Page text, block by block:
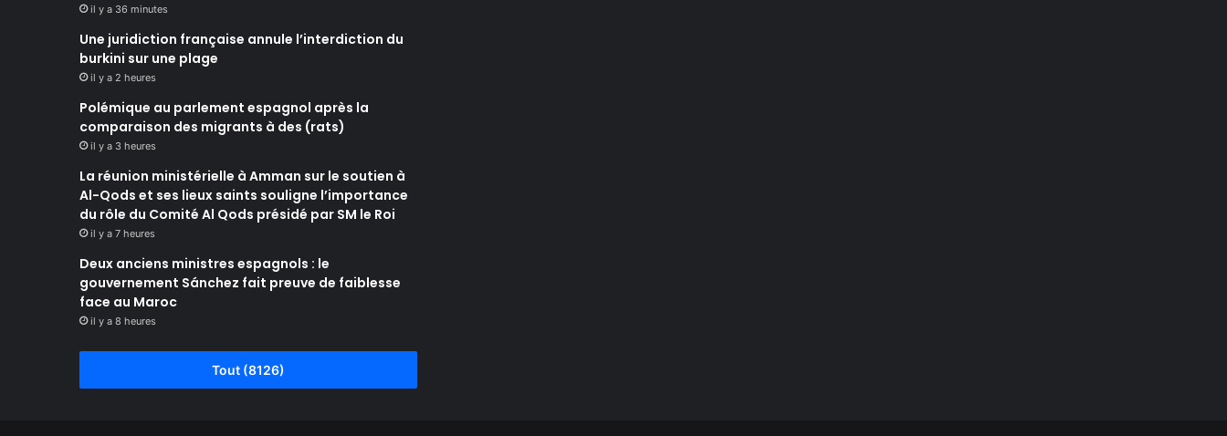
il y a 36 minutes
Une juridiction française annule l’interdiction du
burkini sur une plage
il y a 2 heures
Polémique au parlement espagnol après la
comparaison des migrants à des (rats)
il y a 3 heures
La réunion ministérielle à Amman sur le soutien à
Al-Qods et ses lieux saints souligne l’importance
du rôle du Comité Al Qods présidé par SM le Roi
il y a 7 heures
Deux anciens ministres espagnols : le
gouvernement Sánchez fait preuve de faiblesse
face au Maroc
il y a 8 heures
Tout (8126)